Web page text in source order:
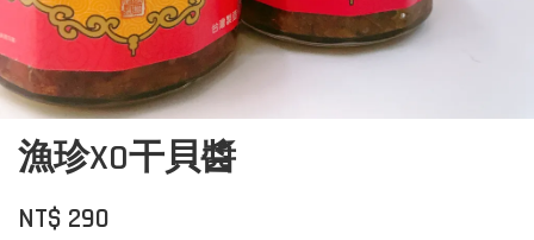
漁珍XO干貝醬
NT$ 290